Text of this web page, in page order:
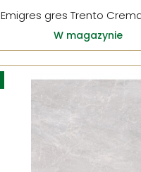
Emigres gres Trento
W magazynie